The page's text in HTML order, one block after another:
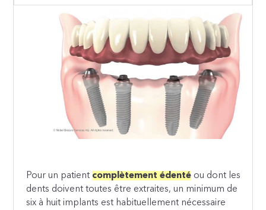
Pour un patient complètement édenté ou dont les
dents doivent toutes être extraites, un minimum de
six à huit implants est habituellement nécessaire